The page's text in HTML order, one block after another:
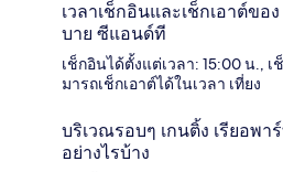
เวลาเช็กอินและเช็กเอาต์ขอ
บาย ซีแอนด์ที
เช็กอินได้ตั้งแต่เวลา: 15:00 น.,
มารถเช็กเอาต์ได้ในเวลา เที่ยง
บริเวณรอบๆ เกนติ้ง เรียอพ
อย่างไรบ้าง